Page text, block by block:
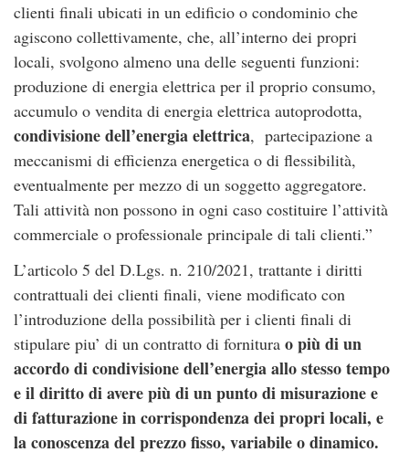
clienti finali ubicati in un edificio o condominio che
agiscono collettivamente, che, all’interno dei propri
locali, svolgono almeno una delle seguenti funzioni:
produzione di energia elettrica per il proprio consumo,
accumulo o vendita di energia elettrica autoprodotta,
condivisione dell’energia elettrica, partecipazione a
meccanismi di efficienza energetica o di flessibilità,
eventualmente per mezzo di un soggetto aggregatore.
Tali attività non possono in ogni caso costituire l’attività
commerciale o professionale principale di tali clienti.”
L’articolo 5 del D.Lgs. n. 210/2021, trattante i diritti
contrattuali dei clienti finali, viene modificato con
l’introduzione della possibilità per i clienti finali di
stipulare piu’ di un contratto di fornitura o più di un
accordo di condivisione dell’energia allo stesso tempo
e il diritto di avere più di un punto di misurazione e
di fatturazione in corrispondenza dei propri locali, e
la conoscenza del prezzo fisso, variabile o dinamico.